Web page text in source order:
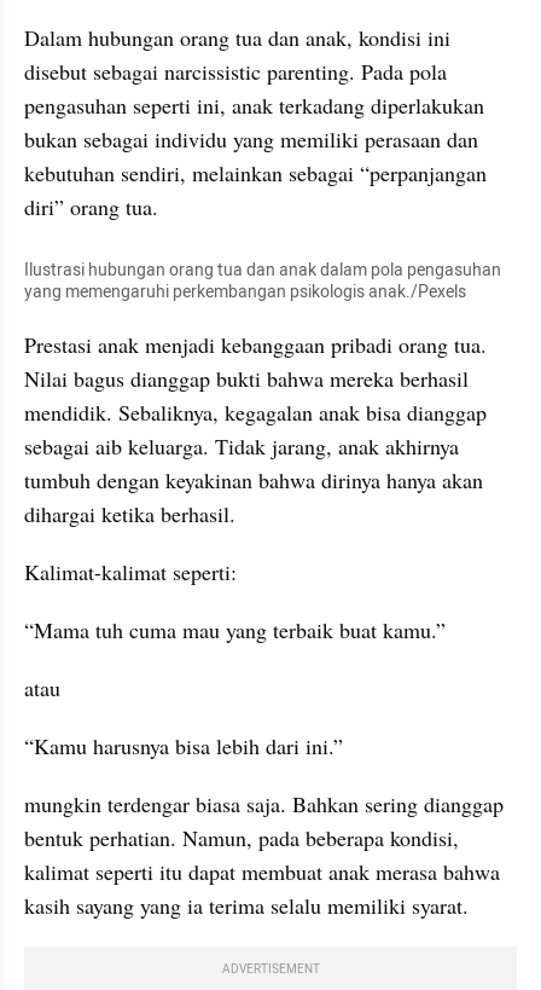
Dalam hubungan orang tua dan anak, kondisi ini
disebut sebagai narcissistic parenting. Pada pola
pengasuhan seperti ini, anak terkadang diperlakukan
bukan sebagai individu yang memiliki perasaan dan
kebutuhan sendiri, melainkan sebagai “perpanjangan
diri” orang tua.
Ilustrasi hubungan orang tua dan anak dalam pola pengasuhan
yang memengaruhi perkembangan psikologis anak./Pexels
Prestasi anak menjadi kebanggaan pribadi orang tua.
Nilai bagus dianggap bukti bahwa mereka berhasil
mendidik. Sebaliknya, kegagalan anak bisa dianggap
sebagai aib keluarga. Tidak jarang, anak akhirnya
tumbuh dengan keyakinan bahwa dirinya hanya akan
dihargai ketika berhasil.
Kalimat-kalimat seperti:
“Mama tuh cuma mau yang terbaik buat kamu.”
atau
“Kamu harusnya bisa lebih dari ini.”
mungkin terdengar biasa saja. Bahkan sering dianggap
bentuk perhatian. Namun, pada beberapa kondisi,
kalimat seperti itu dapat membuat anak merasa bahwa
kasih sayang yang ia terima selalu memiliki syarat.
ADVERTISEMENT